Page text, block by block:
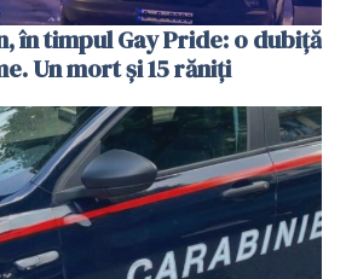
în timpul Gay Pride: o dubiță
Un mort și 15 răniți